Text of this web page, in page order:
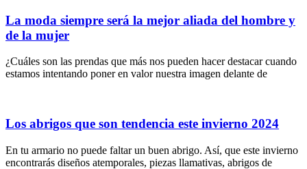
La moda siempre será la mejor aliada del hombre y
de la mujer
¿Cuáles son las prendas que más nos pueden hacer destacar cuando
estamos intentando poner en valor nuestra imagen delante de
Los abrigos que son tendencia este invierno 2024
En tu armario no puede faltar un buen abrigo. Así, que este invierno
encontrarás diseños atemporales, piezas llamativas, abrigos de